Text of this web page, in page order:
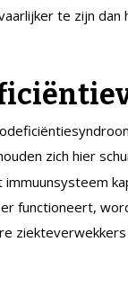
te zijn dan
zich hier
functioneert,